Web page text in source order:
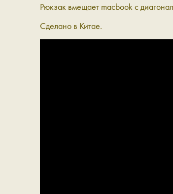
Рюкзак вмещает macbook с
Сделано в Китае.